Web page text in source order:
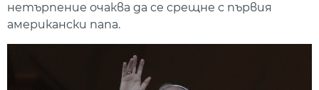
нетърпение очаква да се срещне с първия
американски папа.